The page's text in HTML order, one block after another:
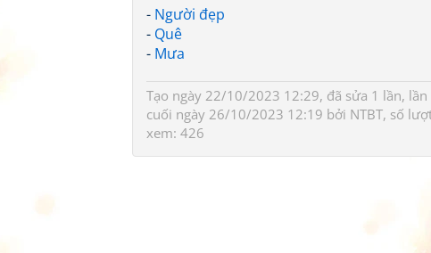
- Người đẹp
- Quê
- Mưa
Tạo ngày 22/10/2023 12:29, đã sửa 1 lần, lần
cuối ngày 26/10/2023 12:19 bởi NTBT, số
xem: 426